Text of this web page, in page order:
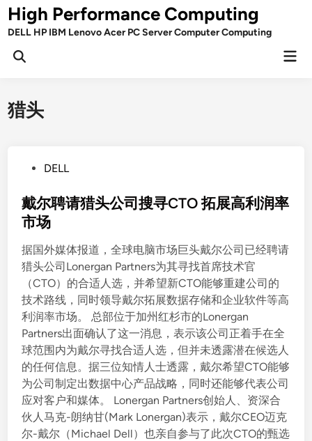
Skip
toHigh Performance Computing
DELL HP IBM Lenovo Acer PC Server Computer Computing
Open
猎头
s
t
d
i
DELL
戴尔聘请猎头公司搜寻CTO 拓展高利润率
市场
据国外媒体报道，全球电脑市场巨头戴尔公司已经聘请
猎头公司Lonergan Partners为其寻找首席技术官
（CTO）的合适人选，并希望新CTO能够重建公司的
技术路线，同时领导戴尔拓展数据存储和企业软件等高
利润率市场。 总部位于加州红杉市的Lonergan
Partners出面确认了这一消息，表示该公司正着手在全
球范围内为戴尔寻找合适人选，但并未透露潜在候选人
的任何信息。据三位知情人士透露，戴尔希望CTO能够
为公司制定出数据中心产品战略，同时还能够代表公司
应对客户和媒体。 Lonergan Partners创始人、资深合
伙人马克-朗纳甘(Mark Lonergan)表示，戴尔CEO迈克
尔-戴尔（Michael Dell）也亲自参与了此次CTO的甄选